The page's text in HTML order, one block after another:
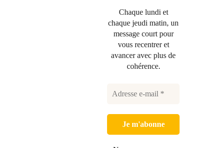
Chaque lundi et
chaque jeudi matin, un
message court pour
vous recentrer et
avancer avec plus de
cohérence.